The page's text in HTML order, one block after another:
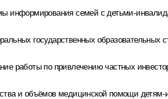
информирования семей с детьми-
государственных
работы по привлечению частных
и объёмов медицинской помощи